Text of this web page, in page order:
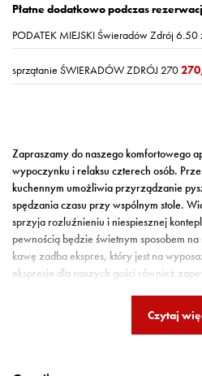
Płatne dodatkowo podczas
PODATEK MIEJSKI Świeradów Zdrój 6.50
sprzątanie ŚWIERADÓW ZDRÓJ 270
Zapraszamy do naszego komfortowego
wypoczynku i relaksu czterech osób.
kuchennym umożliwia przyrządzanie
spędzania czasu przy wspólnym stole.
sprzyja rozluźnieniu i niespiesznej
pewnością będzie świetnym sposobem
kawę zadba ekspres, który jest na
ekspresie dla naszych gości również
łóżku z wygodnym materacem i
łazience. Dla naszych gości w
Czytaj